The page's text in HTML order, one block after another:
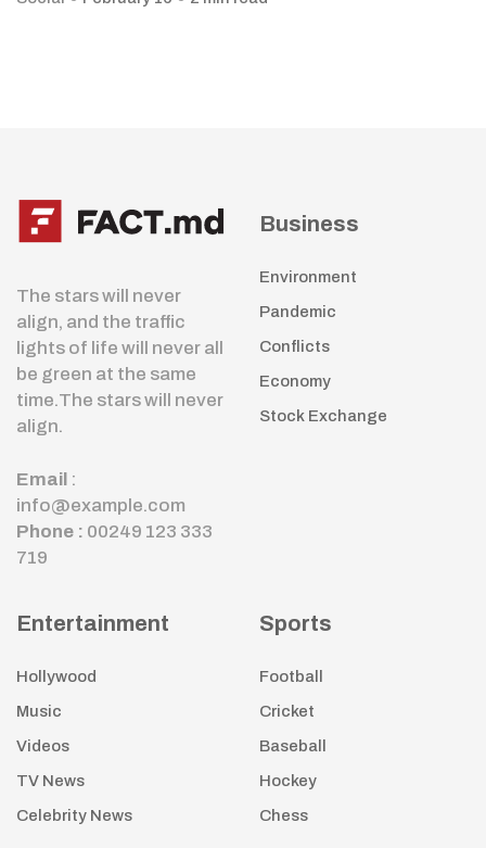
The stars will never
align, and the traffic
lights of life will never all
be green at the same
time.The stars will never
align.
Email :
info@example.com
Phone : 00249 123 333
719
Business
Environment
Pandemic
Conflicts
Economy
Stock Exchange
Entertainment
Hollywood
Music
Videos
TV News
Celebrity News
Sports
Football
Cricket
Baseball
Hockey
Chess